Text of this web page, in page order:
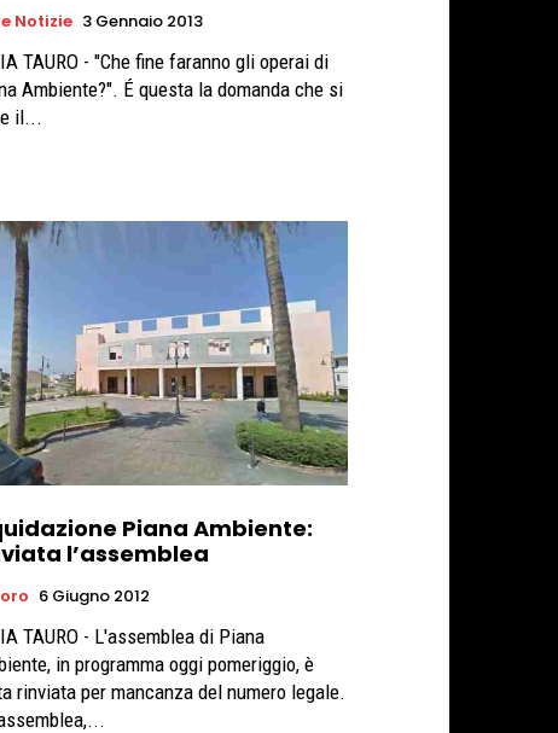
Notizie 3 Gennaio 2013
TAURO - "Che fine faranno gli operai di
Ambiente?". É questa la domanda che si
il...
Piana Ambiente:
l’assemblea
6 Giugno 2012
TAURO - L'assemblea di Piana
in programma oggi pomeriggio, è
rinviata per mancanza del numero legale.